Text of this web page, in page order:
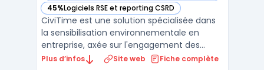
45%Logiciels RSE et reporting CSRD
— voir CiviTime dans cette catégorie
CiviTime est une solution spécialisée dans
la sensibilisation environnementale en
entreprise, axée sur l'engagement des
collaborateurs dans des pratiques plus
Plus d’infos Site web Fiche complète